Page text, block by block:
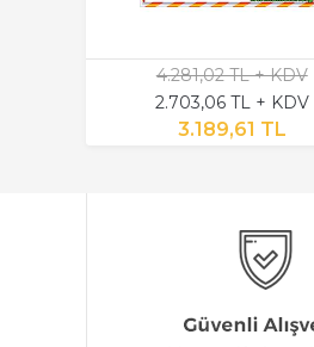
4.281,02 TL + KDV
2.703,06 TL + KDV
3.189,61 TL